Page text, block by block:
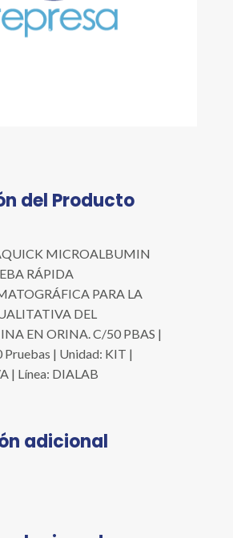
del Producto
MICROALBUMIN
RÁPIDA
PARA LA
DEL
EN ORINA. C/50 PBAS |
Pruebas | Unidad: KIT |
| Línea: DIALAB
adicional